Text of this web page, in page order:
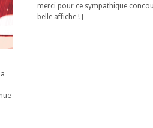
merci pour ce sympathique
belle affiche ! } –